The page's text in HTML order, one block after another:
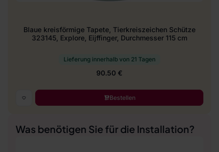
Blaue kreisförmige Tapete, Tierkreiszeichen Schütze
323145, Explore, Eijffinger, Durchmesser 115 cm
Lieferung innerhalb von 21 Tagen
90.50 €
Bestellen
Was benötigen Sie für die Installation?